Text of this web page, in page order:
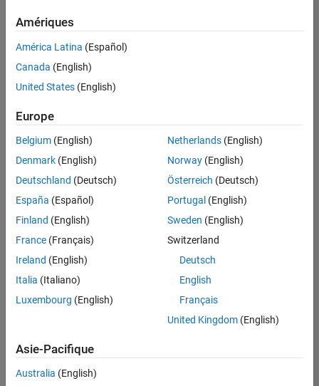
Enregistrer
sélectionnées
Les
descriptions
poste
n’ont
pas
été
traduites.
Effectuez
lieu
pour
Amériques
América Latina (Español)
Canada (English)
United States (English)
Europe
Belgium (English)
Denmark (English)
Deutschland (Deutsch)
España (Español)
Finland (English)
France (Français)
Ireland (English)
Italia (Italiano)
Luxembourg (English)
Netherlands(English)
Norway(English)
Österreich (Deutsch)
Portugal (English)
Sweden (English)
Switzerland
Deutsch
English
Français
United Kingdom(English)
Asie-Pacifique
Australia (English)